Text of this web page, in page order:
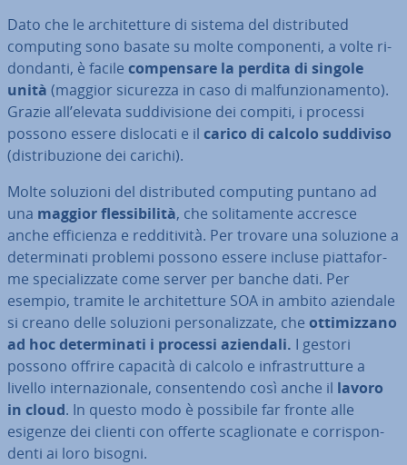
Dato che le ar­chi­tet­tu­re di sistema del di­stri­bu­ted
computing sono basate su molte com­po­nen­ti, a volte ri­
don­dan­ti, è facile com­pen­sa­re la perdita di singole
unità (maggior sicurezza in caso di mal­fun­zio­na­men­to).
Grazie all’elevata sud­di­vi­sio­ne dei compiti, i processi
possono essere dislocati e il carico di calcolo suddiviso
(di­stri­bu­zio­ne dei carichi).
Molte soluzioni del di­stri­bu­ted computing puntano ad
una maggior fles­si­bi­li­tà, che so­li­ta­men­te accresce
anche ef­fi­cien­za e red­di­ti­vi­tà. Per trovare una soluzione a
de­ter­mi­na­ti problemi possono essere incluse piat­ta­for­
me spe­cia­liz­za­te come server per banche dati. Per
esempio, tramite le ar­chi­tet­tu­re SOA in ambito aziendale
si creano delle soluzioni per­so­na­liz­za­te, che ot­ti­miz­za­no
ad hoc de­ter­mi­na­ti i processi aziendali. I gestori
possono offrire capacità di calcolo e in­fra­strut­tu­re a
livello in­ter­na­zio­na­le, con­sen­ten­do così anche il lavoro
in cloud. In questo modo è possibile far fronte alle
esigenze dei clienti con offerte sca­glio­na­te e cor­ri­spon­
den­ti ai loro bisogni.